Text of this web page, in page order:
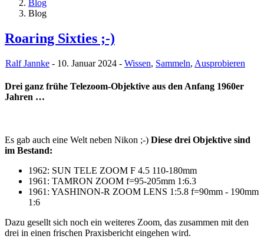
Blog
Blog
Roaring Sixties ;-)
Ralf Jannke - 10. Januar 2024 - Wissen, Sammeln, Ausprobieren
Drei ganz frühe Telezoom-Objektive aus den Anfang 1960er
Jahren …
Es gab auch eine Welt neben Nikon ;-) Diese drei Objektive sind
im Bestand:
1962: SUN TELE ZOOM F 4.5 110-180mm
1961: TAMRON ZOOM f=95-205mm 1:6.3
1961: YASHINON-R ZOOM LENS 1:5.8 f=90mm - 190mm
1:6
Dazu gesellt sich noch ein weiteres Zoom, das zusammen mit den
drei in einen frischen Praxisbericht eingehen wird.